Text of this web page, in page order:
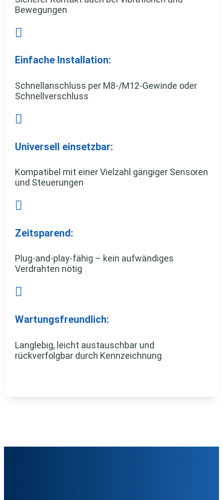
Bewegungen

Einfache Installation:
Schnellanschluss per M8-/M12-Gewinde oder
Schnellverschluss

Universell einsetzbar:
Kompatibel mit einer Vielzahl gängiger Sensoren
und Steuerungen

Zeitsparend:
Plug-and-play-fähig – kein aufwändiges
Verdrahten nötig

Wartungsfreundlich:
Langlebig, leicht austauschbar und
rückverfolgbar durch Kennzeichnung